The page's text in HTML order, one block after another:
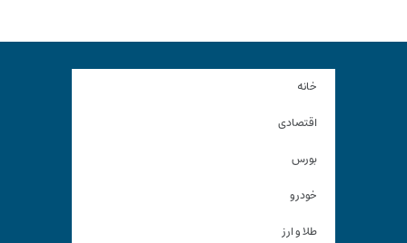
خانه
اقتصادی
بورس
خودرو
طلا و ارز